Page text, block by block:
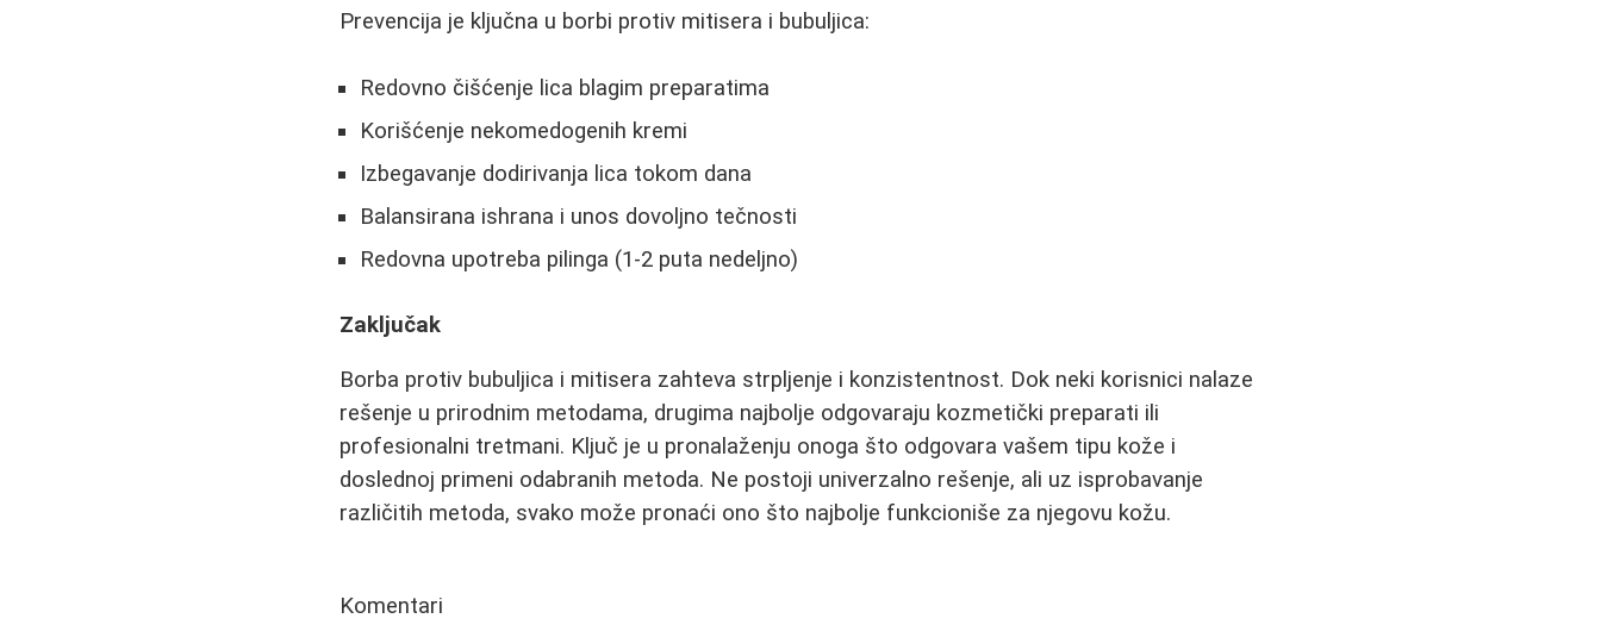
Prevencija je ključna u borbi protiv mitisera i bubuljica:
Redovno čišćenje lica blagim preparatima
Korišćenje nekomedogenih kremi
Izbegavanje dodirivanja lica tokom dana
Balansirana ishrana i unos dovoljno tečnosti
Redovna upotreba pilinga (1-2 puta nedeljno)
Zaključak
Borba protiv bubuljica i mitisera zahteva strpljenje i konzistentnost. Dok neki korisnici nalaze
rešenje u prirodnim metodama, drugima najbolje odgovaraju kozmetički preparati ili
profesionalni tretmani. Ključ je u pronalaženju onoga što odgovara vašem tipu kože i
doslednoj primeni odabranih metoda. Ne postoji univerzalno rešenje, ali uz isprobavanje
različitih metoda, svako može pronaći ono što najbolje funkcioniše za njegovu kožu.
Komentari